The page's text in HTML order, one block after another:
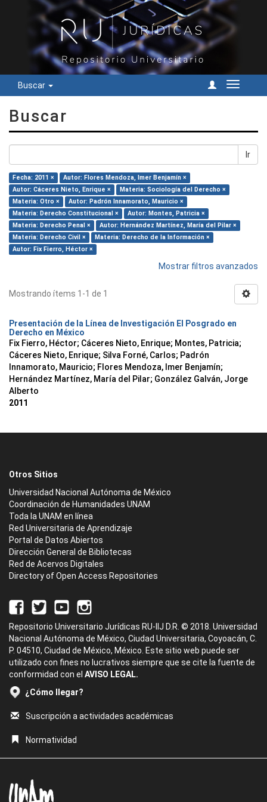
Buscar
Cambiar
Buscar
Ir
Fecha: 2011 ×
Autor: Flores Mendoza, Imer Benjamín ×
Autor: Cáceres Nieto, Enrique ×
Materia: Sociología del Derecho ×
Materia: Otro ×
Autor: Padrón Innamorato, Mauricio ×
Materia: Derecho Constitucional ×
Autor: Montes, Patricia ×
Materia: Derecho Penal ×
Autor: Hernández Martínez, María del Pilar ×
Materia: Derecho Civil ×
Materia: Derecho de la Información ×
Autor: Fix Fierro, Héctor ×
Mostrar filtros avanzados
Mostrando ítems 1-1 de 1
Presentación de la Línea de Investigación El Posgrado en
Derecho en México
Fix Fierro, Héctor; Cáceres Nieto, Enrique; Montes, Patricia;
Cáceres Nieto, Enrique; Silva Forné, Carlos; Padrón
Innamorato, Mauricio; Flores Mendoza, Imer Benjamín;
Hernández Martínez, María del Pilar; González Galván, Jorge
Alberto
2011
Otros Sitios
Universidad Nacional Autónoma de México
Coordinación de Humanidades UNAM
Toda la UNAM en línea
Red Universitaria de Aprendizaje
Portal de Datos Abiertos
Dirección General de Bibliotecas
Red de Acervos Digitales
Directory of Open Access Repositories
Repositorio Universitario Jurídicas RU-IIJ D.R. © 2018. Universidad
Nacional Autónoma de México, Ciudad Universitaria, Coyoacán, C.
P. 04510, Ciudad de México, México. Este sitio web puede ser
utilizado con fines no lucrativos siempre que se cite la fuente de
conformidad con el AVISO LEGAL.
¿Cómo llegar?
Suscripción a actividades académicas
Normatividad